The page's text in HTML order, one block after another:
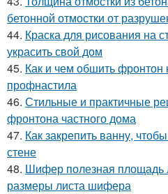
бетонной отмостки от
44. Краска для рисования на
украсить свой дом
45. Как и чем обшить
профнастила
46. Стильные и практичные
фронтона частного дома
47. Как закрепить ванну,
стене
48. Шифер полезная площадь
размеры листа шифера